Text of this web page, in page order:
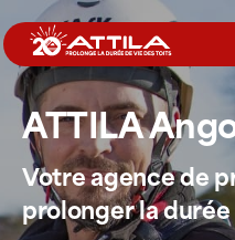
Passer
au
contenu
Le groupe
Nos services
ATTILA
Votre agence de
prolonger la